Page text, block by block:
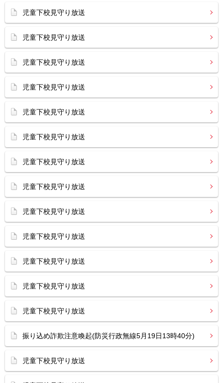
児童下校見守り放送
児童下校見守り放送
児童下校見守り放送
児童下校見守り放送
児童下校見守り放送
児童下校見守り放送
児童下校見守り放送
児童下校見守り放送
児童下校見守り放送
児童下校見守り放送
児童下校見守り放送
児童下校見守り放送
児童下校見守り放送
振り込め詐欺注意喚起(防災行政無線5月19日13時40分)
児童下校見守り放送